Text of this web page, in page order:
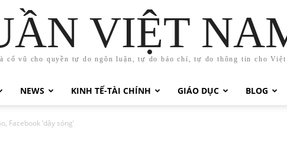
VIỆT
cổ vũ cho quyền tự do ngôn luận, tự do báo chí, tự do thông tin cho Việt
NEWS KINH TẾ-TÀI CHÍNH GIÁO DỤC BLOG
Facebook ‘dậy sóng’